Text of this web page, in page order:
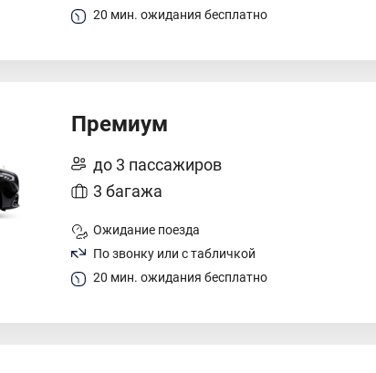
20 мин. ожидания бесплатно
Премиум
до 3 пассажиров
3 багажа
Ожидание поезда
По звонку или с табличкой
20 мин. ожидания бесплатно